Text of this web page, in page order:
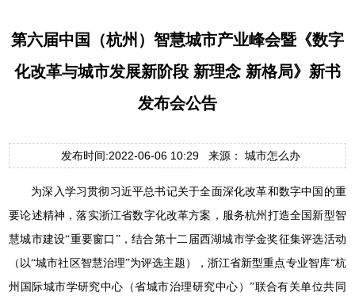
第六届中国（杭州）智慧城市产业峰会暨《数字
化改革与城市发展新阶段 新理念 新格局》新书
发布会公告
发布时间:2022-06-06 10:29 来源： 城市怎么办
为深入学习贯彻习近平总书记关于全面深化改革和数字中国的重
要论述精神，落实浙江省数字化改革方案，服务杭州打造全国新型智
慧城市建设“重要窗口”，结合第十二届西湖城市学金奖征集评选活动
（以“城市社区智慧治理”为评选主题），浙江省新型重点专业智库“杭
州国际城市学研究中心（省城市治理研究中心）”联合有关单位共同